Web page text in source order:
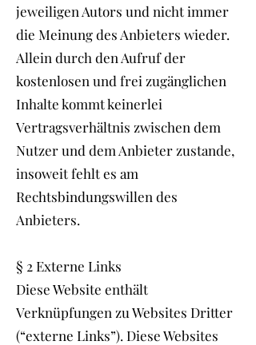
jeweiligen Autors und nicht immer
die Meinung des Anbieters wieder.
Allein durch den Aufruf der
kostenlosen und frei zugänglichen
Inhalte kommt keinerlei
Vertragsverhältnis zwischen dem
Nutzer und dem Anbieter zustande,
insoweit fehlt es am
Rechtsbindungswillen des
Anbieters.
§ 2 Externe Links
Diese Website enthält
Verknüpfungen zu Websites Dritter
(“externe Links”). Diese Websites